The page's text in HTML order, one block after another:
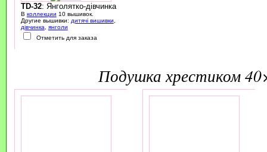
TD-32: Янголятко-дівчинка
В коллекции 10 вышивок.
Другие вышивки: дитячі вишивки,
дівчинка, янголи
Отметить для заказа
подушка хрестиком